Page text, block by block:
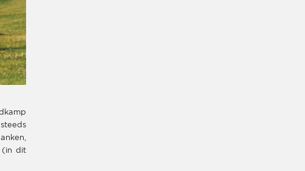
(in dit